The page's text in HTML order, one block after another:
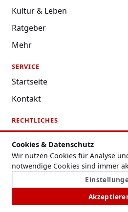
Cookies & Datenschutz
Wir nutzen Cookies für Analyse
notwendige Cookies sind immer
Kultur & Leben
Ratgeber
Mehr
SERVICE
Startseite
Kontakt
RECHTLICHES
Datenschutzerklärung
Impressum
Nutzungsbedingungen
Redaktion
Cookie-Einstellungen